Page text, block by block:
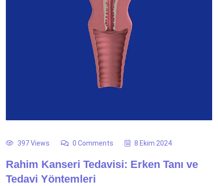
397 Views 0 Comments 8 Ekim 2024
Rahim Kanseri Tedavisi: Erken Tanı ve
Tedavi Yöntemleri